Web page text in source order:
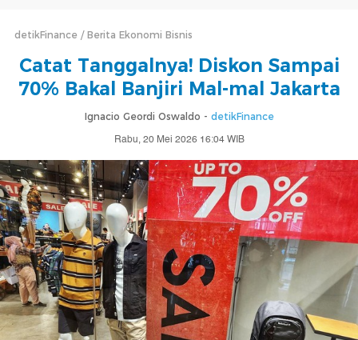
detikFinance Berita Ekonomi Bisnis
Catat Tanggalnya! Diskon Sampai
70% Bakal Banjiri Mal-mal Jakarta
Ignacio Geordi Oswaldo - detikFinance
Rabu, 20 Mei 2026 16:04 WIB